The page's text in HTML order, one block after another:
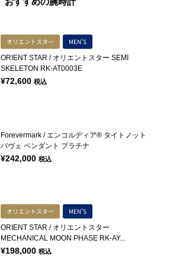
オリエントスター MEN'S
ORIENT STAR / オリエントスター SEMI
SKELETON RK-AT0003E
¥72,600 税込
Forevermark / エンコルディア® タイトノット
パヴェ ペンダント プラチナ
¥242,000 税込
オリエントスター MEN'S
ORIENT STAR / オリエントスター
MECHANICAL MOON PHASE RK-AY...
¥198,000 税込